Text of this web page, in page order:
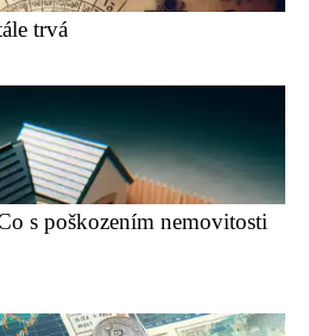
trvá
s poškozením nemovitosti